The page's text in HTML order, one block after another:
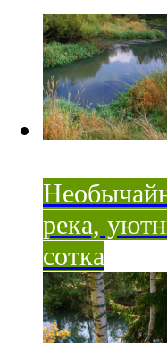
река,
сотка